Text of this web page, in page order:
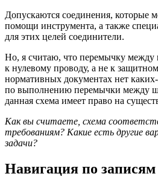
Допускаются соединения, которые
помощи инструмента, а также
для этих целей соединители.
Но, я считаю, что перемычку
к нулевому проводу, а не к
нормативных документах нет
по выполнению перемычки между
данная схема имеет право на
Как вы считаете, схема
требованиям? Какие есть другие
задачи?
Навигация по записям